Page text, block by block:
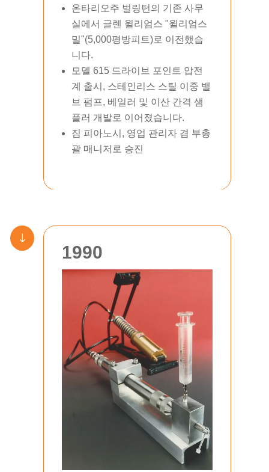
온타리오주 벌링턴의 기존 사무
실에서 글렌 윌리엄스 "윌리엄스
밀"(5,000평방피트)로 이전했습
니다.
모델 615 드라이브 포인트 압전
계 출시, 스테인리스 스틸 이중 밸
브 펌프, 베일러 및 이산 간격 샘
플러 개발로 이어졌습니다.
짐 피아노시, 영업 관리자 겸 부총
괄 매니저로 승진
1990
"